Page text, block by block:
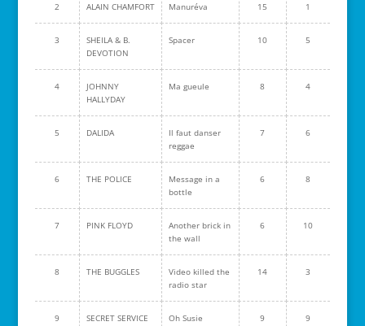
2 ALAIN CHAMFORT Manuréva 15 1
3
SHEILA & B.
DEVOTION
Spacer 10 5
4
JOHNNY
HALLYDAY
Ma gueule 8 4
5 DALIDA
Il faut danser
reggae
7 6
6 THE POLICE
Message in a
bottle
6 8
7 PINK FLOYD
Another brick in
the wall
6 10
8 THE BUGGLES
Video killed the
radio star
14 3
9 SECRET SERVICE Oh Susie 9 9